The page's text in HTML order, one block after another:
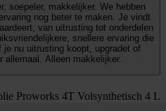
makkelijker. We hebben
nog beter te maken. Je vindt
van uitrusting tot onderdelen
snellere ervaring die
nu uitrusting koopt, upgradet of
allemaal. Alleen makkelijker.
Proworks 4T Volsynthetisch 4 L